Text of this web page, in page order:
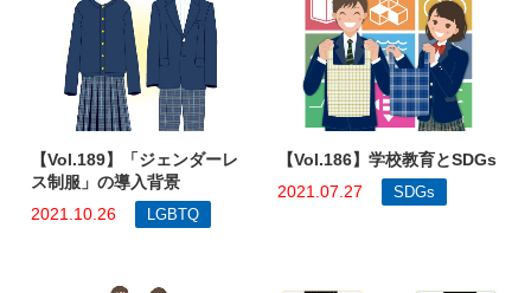
【Vol.189】「ジェンダーレ
ス制服」の導入背景
2021.10.26
LGBTQ
【Vol.186】学校教育とSDGs
2021.07.27
SDGs